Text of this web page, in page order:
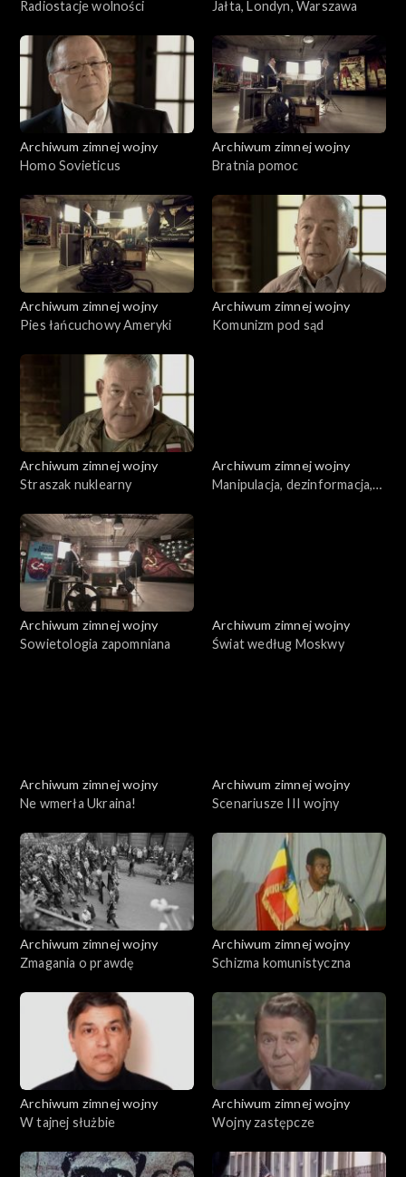
Radiostacje wolności Jałta, Londyn, Warszawa
Archiwum zimnej wojny
Homo Sovieticus
Archiwum zimnej wojny
Bratnia pomoc
Archiwum zimnej wojny
Pies łańcuchowy Ameryki
Archiwum zimnej wojny
Komunizm pod sąd
Archiwum zimnej wojny
Straszak nuklearny
Archiwum zimnej wojny
Manipulacja, dezinformacja,
Archiwum zimnej wojny
Sowietologia zapomniana
Archiwum zimnej wojny
Świat według Moskwy
Archiwum zimnej wojny
Ne wmerła Ukraina!
Archiwum zimnej wojny
Scenariusze III wojny
Archiwum zimnej wojny
Zmagania o prawdę
Archiwum zimnej wojny
Schizma komunistyczna
Archiwum zimnej wojny
W tajnej służbie
Archiwum zimnej wojny
Wojny zastępcze